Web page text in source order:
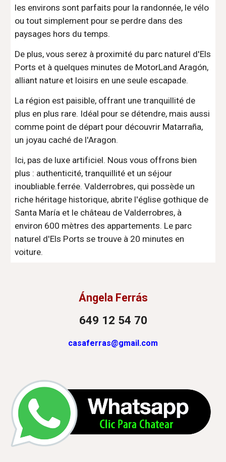
les environs sont parfaits pour la randonnée, le vélo
ou tout simplement pour se perdre dans des
paysages hors du temps.
De plus, vous serez à proximité du parc naturel d'Els
Ports et à quelques minutes de MotorLand Aragón,
alliant nature et loisirs en une seule escapade.
La région est paisible, offrant une tranquillité de
plus en plus rare. Idéal pour se détendre, mais aussi
comme point de départ pour découvrir Matarraña,
un joyau caché de l'Aragon.
Ici, pas de luxe artificiel. Nous vous offrons bien
plus : authenticité, tranquillité et un séjour
inoubliable.ferrée. Valderrobres, qui possède un
riche héritage historique, abrite l'église gothique de
Santa María et le château de Valderrobres, à
environ 600 mètres des appartements. Le parc
naturel d'Els Ports se trouve à 20 minutes en
voiture.
Ángela Ferrás
649 12 54 70
casaferras@gmail.com